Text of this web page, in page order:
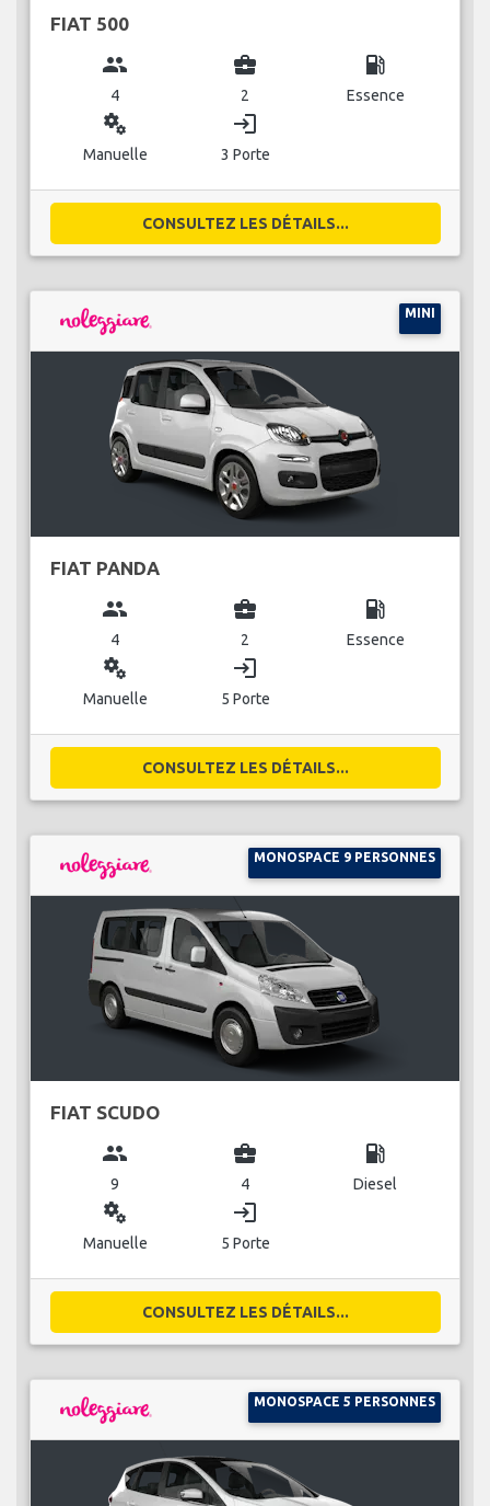
FIAT 500
group
4
business_center
2
local_gas_station
Essence
miscellaneous_services
Manuelle
login
3 Porte
CONSULTEZ LES DÉTAILS...
MINI
FIAT PANDA
group
4
business_center
2
local_gas_station
Essence
miscellaneous_services
Manuelle
login
5 Porte
CONSULTEZ LES DÉTAILS...
MONOSPACE 9 PERSONNES
FIAT SCUDO
group
9
business_center
4
local_gas_station
Diesel
miscellaneous_services
Manuelle
login
5 Porte
CONSULTEZ LES DÉTAILS...
MONOSPACE 5 PERSONNES